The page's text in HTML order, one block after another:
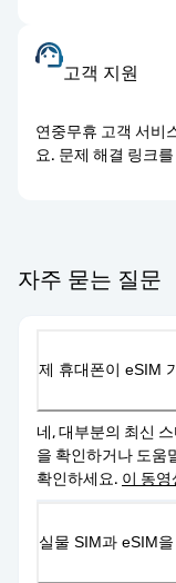
고객 지원
연중무휴 고객 서비
요. 문제 해결 링크
자주 묻는 질문
제 휴대폰이 eSIM
네, 대부분의 최신
을 확인하거나 도움
확인하세요. 이 동영
실물 SIM과 eSIM